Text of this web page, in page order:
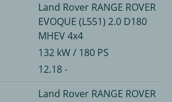
Land Rover RANGE ROVER
EVOQUE (L551) 2.0 D180
MHEV 4x4
132 kW / 180 PS
12.18 -
Land Rover RANGE ROVER